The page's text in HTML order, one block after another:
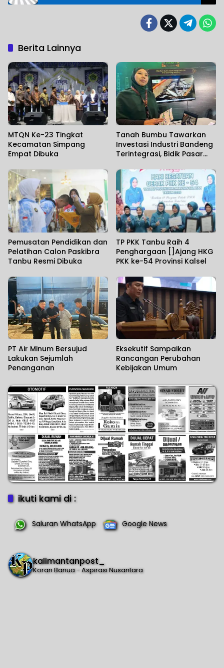
Berita Lainnya
MTQN Ke-23 Tingkat
Kecamatan Simpang
Empat Dibuka
Tanah Bumbu Tawarkan
Investasi Industri Bandeng
Terintegrasi, Bidik Pasar
Pemusatan Pendidikan dan
Pelatihan Calon Paskibra
Tanbu Resmi Dibuka
TP PKK Tanbu Raih 4
Penghargaan []Ajang HKG
PKK ke-54 Provinsi Kalsel
PT Air Minum Bersujud
Lakukan Sejumlah
Penanganan
Eksekutif Sampaikan
Rancangan Perubahan
Kebijakan Umum
ikuti kami di :
Saluran WhatsApp Google News
kalimantanpost_
Koran Banua - Aspirasi Nusantara